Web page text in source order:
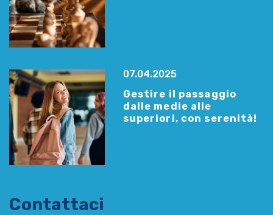
07.04.2025
Gestire il passaggio
dalle medie alle
superiori, con serenità!
Contattaci